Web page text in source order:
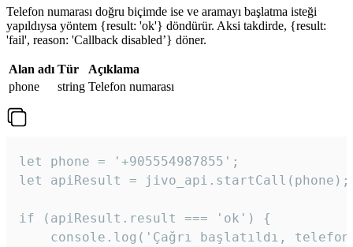
Telefon numarası doğru biçimde ise ve aramayı başlatma isteği
yapıldıysa yöntem {result: 'ok'} döndürür. Aksi takdirde, {result:
'fail', reason: 'Callback disabled’} döner.
Alan adı Tür
Açıklama
phone
string Telefon numarası
let phone = '+905554987855';
let apiResult = jivo_api.startCall(phone);
if (apiResult.result === 'ok') {
console.log('Çağrı başlatıldı,